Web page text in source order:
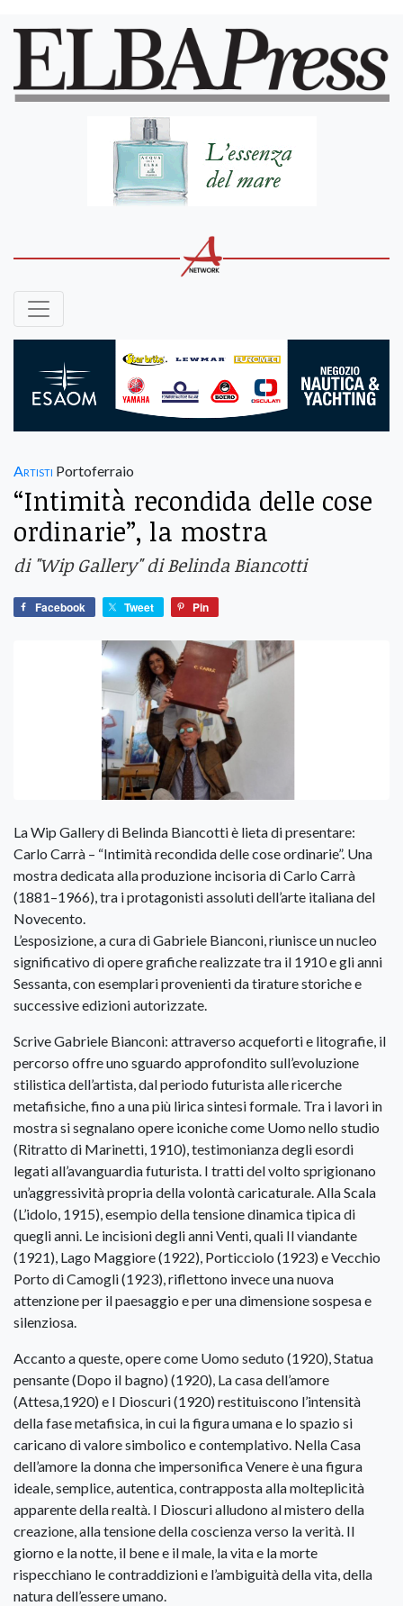
Artisti Portoferraio
“Intimità recondida delle cose
ordinarie”, la mostra
di "Wip Gallery" di Belinda Biancotti
Facebook Tweet Pin
La Wip Gallery di Belinda Biancotti è lieta di presentare:
Carlo Carrà – “Intimità recondida delle cose ordinarie”. Una
mostra dedicata alla produzione incisoria di Carlo Carrà
(1881–1966), tra i protagonisti assoluti dell’arte italiana del
Novecento.
L’esposizione, a cura di Gabriele Bianconi, riunisce un nucleo
significativo di opere grafiche realizzate tra il 1910 e gli anni
Sessanta, con esemplari provenienti da tirature storiche e
successive edizioni autorizzate.
Scrive Gabriele Bianconi: attraverso acqueforti e litografie, il
percorso offre uno sguardo approfondito sull’evoluzione
stilistica dell’artista, dal periodo futurista alle ricerche
metafisiche, fino a una più lirica sintesi formale. Tra i lavori in
mostra si segnalano opere iconiche come Uomo nello studio
(Ritratto di Marinetti, 1910), testimonianza degli esordi
legati all’avanguardia futurista. I tratti del volto sprigionano
un’aggressività propria della volontà caricaturale. Alla Scala
(L’idolo, 1915), esempio della tensione dinamica tipica di
quegli anni. Le incisioni degli anni Venti, quali Il viandante
(1921), Lago Maggiore (1922), Porticciolo (1923) e Vecchio
Porto di Camogli (1923), riflettono invece una nuova
attenzione per il paesaggio e per una dimensione sospesa e
silenziosa.
Accanto a queste, opere come Uomo seduto (1920), Statua
pensante (Dopo il bagno) (1920), La casa dell’amore
(Attesa,1920) e I Dioscuri (1920) restituiscono l’intensità
della fase metafisica, in cui la figura umana e lo spazio si
caricano di valore simbolico e contemplativo. Nella Casa
dell’amore la donna che impersonifica Venere è una figura
ideale, semplice, autentica, contrapposta alla molteplicità
apparente della realtà. I Dioscuri alludono al mistero della
creazione, alla tensione della coscienza verso la verità. Il
giorno e la notte, il bene e il male, la vita e la morte
rispecchiano le contraddizioni e l’ambiguità della vita, della
natura dell’essere umano.